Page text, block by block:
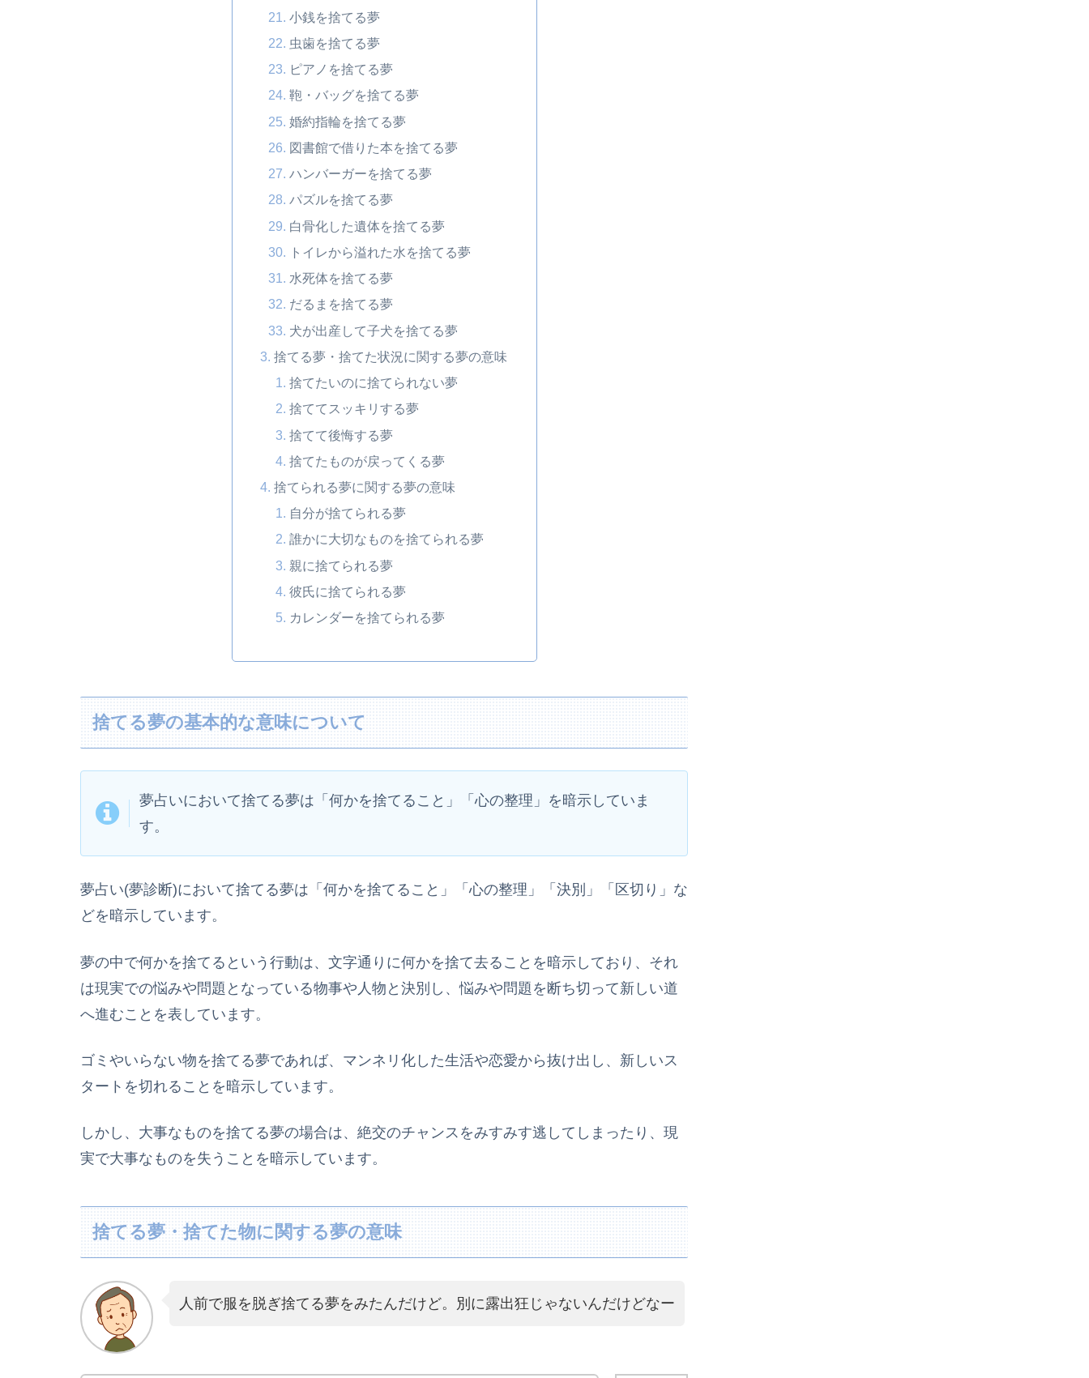
小銭を捨てる夢
虫歯を捨てる夢
ピアノを捨てる夢
鞄・バッグを捨てる夢
婚約指輪を捨てる夢
図書館で借りた本を捨てる夢
ハンバーガーを捨てる夢
パズルを捨てる夢
白骨化した遺体を捨てる夢
トイレから溢れた水を捨てる夢
水死体を捨てる夢
だるまを捨てる夢
犬が出産して子犬を捨てる夢
捨てる夢・捨てた状況に関する夢の意味
捨てたいのに捨てられない夢
捨ててスッキリする夢
捨てて後悔する夢
捨てたものが戻ってくる夢
捨てられる夢に関する夢の意味
自分が捨てられる夢
誰かに大切なものを捨てられる夢
親に捨てられる夢
彼氏に捨てられる夢
カレンダーを捨てられる夢
捨てる夢の基本的な意味について
夢占いにおいて捨てる夢は「何かを捨てること」「心の整理」を暗示していま
す。
夢占い(夢診断)において捨てる夢は「何かを捨てること」「心の整理」「決別」「区切り」な
どを暗示しています。
夢の中で何かを捨てるという行動は、文字通りに何かを捨て去ることを暗示しており、それ
は現実での悩みや問題となっている物事や人物と決別し、悩みや問題を断ち切って新しい道
へ進むことを表しています。
ゴミやいらない物を捨てる夢であれば、マンネリ化した生活や恋愛から抜け出し、新しいス
タートを切れることを暗示しています。
しかし、大事なものを捨てる夢の場合は、絶交のチャンスをみすみす逃してしまったり、現
実で大事なものを失うことを暗示しています。
捨てる夢・捨てた物に関する夢の意味
人前で服を脱ぎ捨てる夢をみたんだけど。別に露出狂じゃないんだけどなー